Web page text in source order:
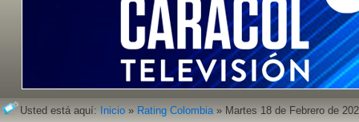
Usted está aquí: Inicio » Rating Colombia» Martes 18 de Febrero de